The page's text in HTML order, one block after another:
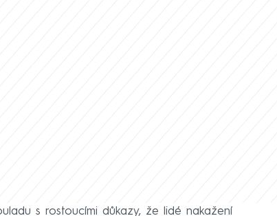
s rostoucími důkazy, že lidé nakažení